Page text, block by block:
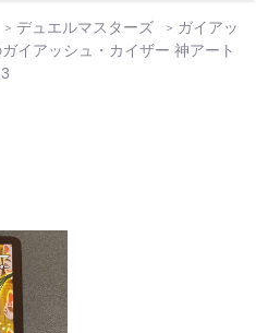
デュエルマスターズ
ガイアッ
イアッシュ・カイザー 神アート